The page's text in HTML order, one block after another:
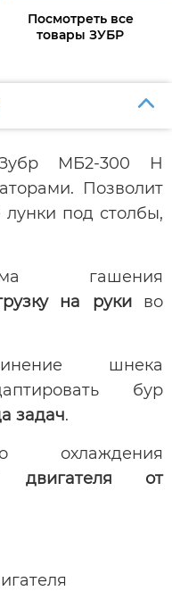
Посмотреть все
товары ЗУБР
МБ2-300 Н
Позволит
под столбы,
гашения
на руки во
шнека
бур
задач.
охлаждения
двигателя от